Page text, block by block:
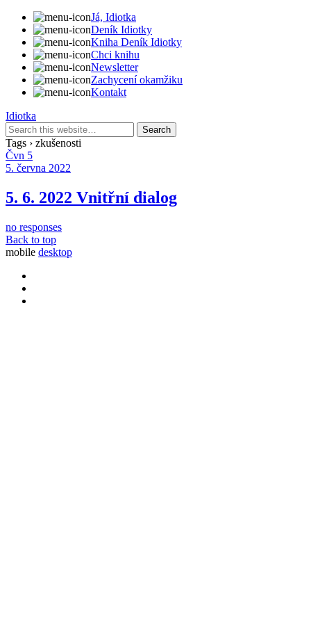
Já, Idiotka
Deník Idiotky
Kniha Deník Idiotky
Chci knihu
Newsletter
Zachycení okamžiku
Kontakt
Idiotka
Tags › zkušenosti
Čvn 5
5. června 2022
5. 6. 2022 Vnitřní dialog
no responses
Back to top
mobile desktop